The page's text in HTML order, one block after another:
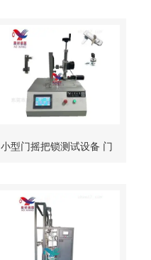
小型门摇把锁测试设备 门